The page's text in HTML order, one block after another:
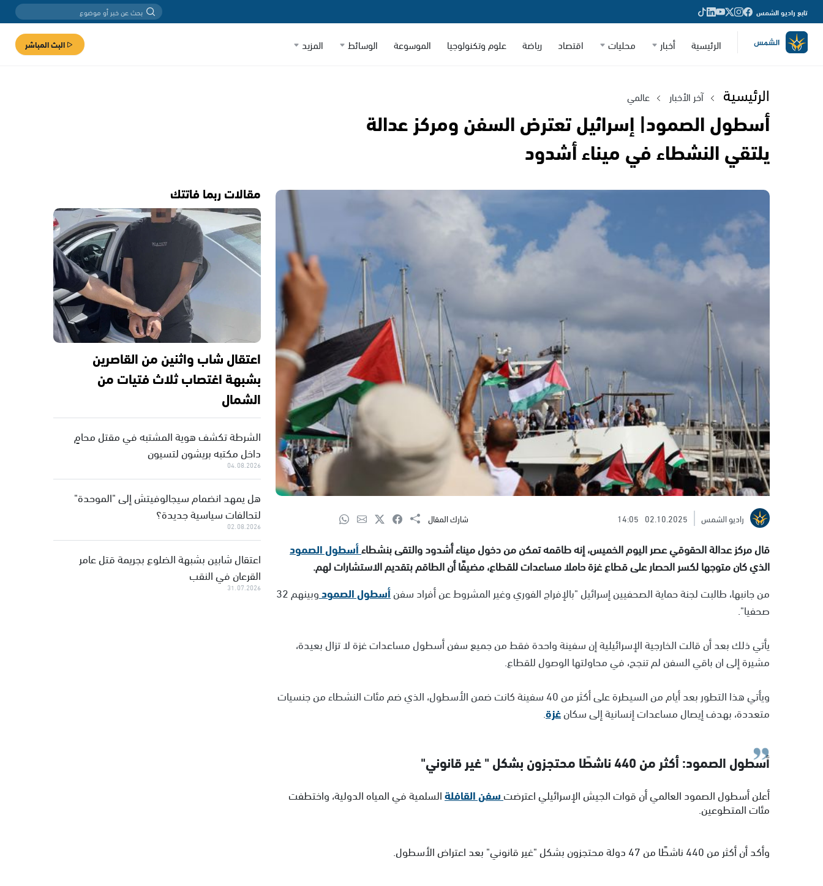
تابع راديو الشمس
الرئيسية أخبار محليات اقتصاد رياضة علوم وتكنولوجيا الموسوعة الوسائط المزيد البث المباشر
الرئيسية آخر الأخبار عالمي
أسطول الصمود| إسرائيل تعترض السفن ومركز عدالة
يلتقي النشطاء في ميناء أشدود
راديو الشمس 02.10.2025
14:05 شارك المقال
قال مركز عدالة الحقوقي عصر اليوم الخميس، إنه طاقمه تمكن من دخول ميناء أشدود والتقى بنشطاءأسطول الصمود
الذي كان متوجها لكسر الحصار على قطاع غزة حاملا مساعدات للقطاع، مضيفًا أن الطاقم بتقديم الاستشارات لهم.
من جانبها، طالبت لجنة حماية الصحفيين إسرائيل "بالإفراج الفوري وغير المشروط عن أفراد سفنأسطول الصمود
وبينهم 32
صحفيا".
يأتي ذلك بعد أن قالت الخارجية الإسرائيلية إن سفينة واحدة فقط من جميع سفن أسطول مساعدات غزة لا تزال بعيدة،
مشيرة إلى ان باقي السفن لم تنجح، في محاولتها الوصول للقطاع.
ويأتي هذا التطور بعد أيام من السيطرة على أكثر من 40 سفينة كانت ضمن الأسطول، الذي ضم مئات النشطاء من جنسيات
متعددة، بهدف إيصال مساعدات إنسانية إلى سكانغزة.
أسطول الصمود: أكثر من 440 ناشطًا محتجزون بشكل " غير قانوني"
أعلن أسطول الصمود العالمي أن قوات الجيش الإسرائيلي اعترضتسفن القافلةالسلمية في المياه الدولية، واختطفت
مئات المتطوعين.
وأكد أن أكثر من 440 ناشطًا من 47 دولة محتجزون بشكل "غير قانوني" بعد اعتراض الأسطول.
مقالات ربما فاتتك
اعتقال شاب واثنين من القاصرين
بشبهة اغتصاب ثلاث فتيات من
الشمال
الشرطة تكشف هوية المشتبه في مقتل محامٍ
داخل مكتبه بريشون لتسيون
04.08.2026
هل يمهد انضمام سيجالوفيتش إلى "الموحدة"
لتحالفات سياسية جديدة؟
02.08.2026
اعتقال شابين بشبهة الضلوع بجريمة قتل عامر
القرعان في النقب
31.07.2026